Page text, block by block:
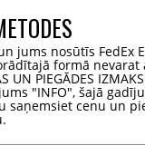
jums nosūtīs FedEx
formā nevarat
UN PIEGĀDES
"INFO", šajā
saņemsiet cenu un